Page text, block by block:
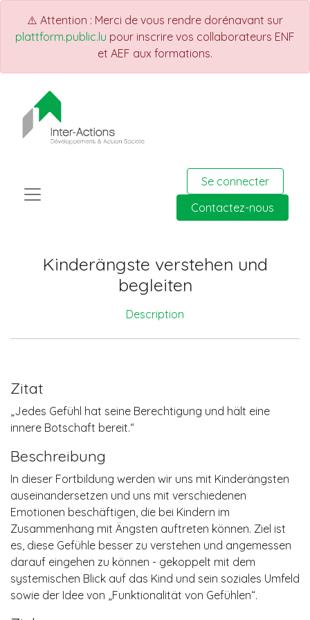
⚠️ Attention : Merci de vous rendre dorénavant sur
plattform.public.lu pour inscrire vos collaborateurs ENF
et AEF aux formations.
Se connecter
Contactez-nous
Kinderängste verstehen und
begleiten
Description
Zitat
„Jedes Gefühl hat seine Berechtigung und hält eine
innere Botschaft bereit.“
Beschreibung
In dieser Fortbildung werden wir uns mit Kinderängsten
auseinandersetzen und uns mit verschiedenen
Emotionen beschäftigen, die bei Kindern im
Zusammenhang mit Ängsten auftreten können. Ziel ist
es, diese Gefühle besser zu verstehen und angemessen
darauf eingehen zu können - gekoppelt mit dem
systemischen Blick auf das Kind und sein soziales Umfeld
sowie der Idee von „Funktionalität von Gefühlen“.